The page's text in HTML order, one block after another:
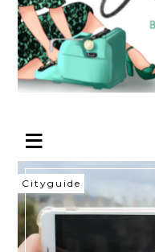
Cityguide